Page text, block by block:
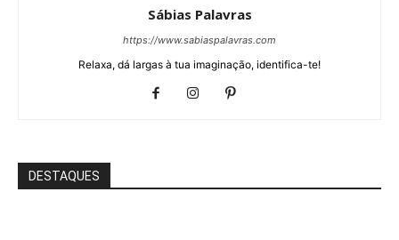
Sábias Palavras
https://www.sabiaspalavras.com
Relaxa, dá largas à tua imaginação, identifica-te!
DESTAQUES